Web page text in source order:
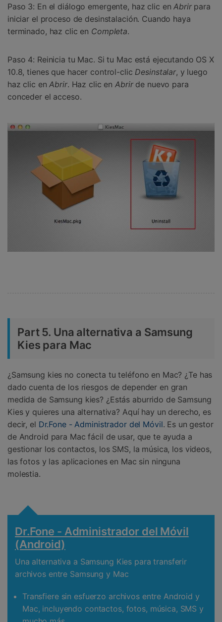
Paso 3: En el diálogo emergente, haz clic enAbrirpara
iniciar el proceso de desinstalación. Cuando haya
terminado, haz clic en Completa.
Paso 4: Reinicia tu Mac. Si tu Mac está ejecutando OS X
10.8, tienes que hacer control-clic Desinstalar, y luego
haz clic enAbrir. Haz clic enAbrir de nuevo para
conceder el acceso.
Part 5. Una alternativa a Samsung
Kies para Mac
¿Samsung kies no conecta tu teléfono en Mac? ¿Te has
dado cuenta de los riesgos de depender en gran
medida de Samsung kies? ¿Estás aburrido de Samsung
Kies y quieres una alternativa? Aquí hay un derecho, es
decir, el Dr.Fone - Administrador del Móvil. Es un gestor
de Android para Mac fácil de usar, que te ayuda a
gestionar los contactos, los SMS, la música, los videos,
las fotos y las aplicaciones en Mac sin ninguna
molestia.
Dr.Fone - Administrador del Móvil
(Android)
Una alternativa a Samsung Kies para transferir
archivos entre Samsung y Mac
Transfiere sin esfuerzo archivos entre Android y
Mac, incluyendo contactos, fotos, música, SMS y